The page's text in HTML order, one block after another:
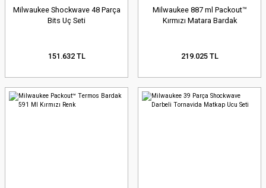
Milwaukee Shockwave 48 Parça
Bits Uç Seti
151.632 TL
Milwaukee 887 ml Packout™
Kırmızı Matara Bardak
219.025 TL